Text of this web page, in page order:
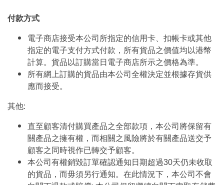
付款方式
電子商店接受本公司所指定的信用卡、扣帳卡或其他
指定的電子支付方式付款，所有貨品之價值均以港幣
計算。貨品以訂購當日電子商店所示之價格為準。
所有網上訂購的貨品由本公司全權決定並根據存貨供
應而接受。
其他:
直至顧客清付購買產品之全部款項，本公司將保留有
關產品之擁有權，而相關之風險將於有關產品送交予
顧客之同時視作已轉交予顧客。
本公司有權銷毀訂單確認通知日期超過30天仍未收取
的貨品，而毋須另行通知。在此情況下，本公司不會